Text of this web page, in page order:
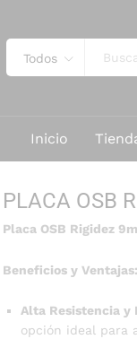
Todos
Inicio
PLACA OSB
Placa OSB Rigidez
Beneficios y Ventajas:
Alta Resistencia y
opción ideal para